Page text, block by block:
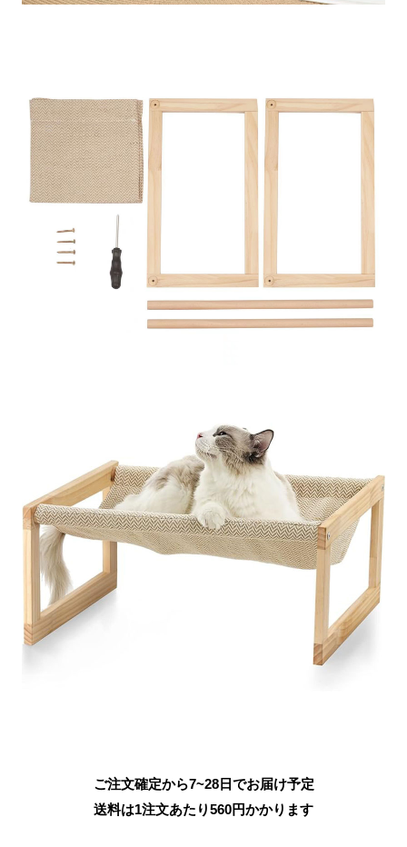
ご注文確定から7~28日でお届け予定
送料は1注文あたり560円かかります